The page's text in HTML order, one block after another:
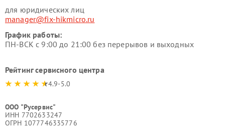
для юридических лиц
manager@fix-hikmicro.ru
График работы:
ПН-ВСК с 9:00 до 21:00 без перерывов и выходных
Рейтинг сервисного центра
4.9-5.0
ООО "Русервис"
ИНН 7702633247
ОГРН 1077746335776